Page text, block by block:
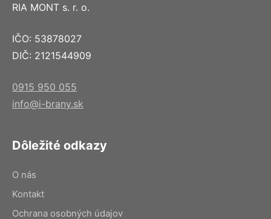
RIA MONT s. r. o.
IČO: 53878027
DIČ: 2121544909
0915 950 055
info@i-brany.sk
Dôležité odkazy
O nás
Kontakt
Ochrana osobných údajov